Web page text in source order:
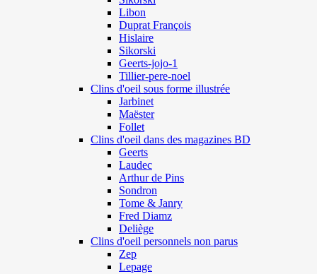
Libon
Duprat François
Hislaire
Sikorski
Geerts-jojo-1
Tillier-pere-noel
Clins d'oeil sous forme illustrée
Jarbinet
Maëster
Follet
Clins d'oeil dans des magazines BD
Geerts
Laudec
Arthur de Pins
Sondron
Tome & Janry
Fred Diamz
Deliège
Clins d'oeil personnels non parus
Zep
Lepage